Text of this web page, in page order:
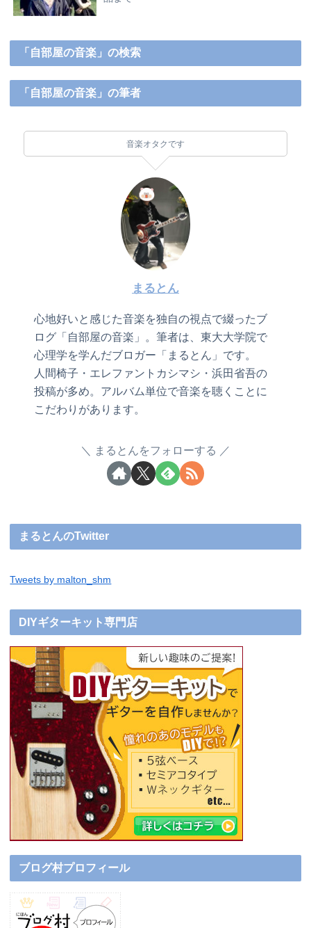
「自部屋の音楽」の検索
「自部屋の音楽」の筆者
音楽オタクです
まるとん
心地好いと感じた音楽を独自の視点で綴ったブ
ログ「自部屋の音楽」。筆者は、東大大学院で
心理学を学んだブロガー「まるとん」です。
人間椅子・エレファントカシマシ・浜田省吾の
投稿が多め。アルバム単位で音楽を聴くことに
こだわりがあります。
まるとんをフォローする
まるとんのTwitter
Tweets by malton_shm
DIYギターキット専門店
ブログ村プロフィール